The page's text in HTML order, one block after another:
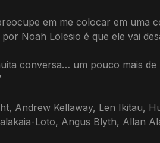
em me colocar em uma
Noah Lolesio é que ele vai
conversa… um pouco mais
Andrew Kellaway, Len Ikitau,
Loto, Angus Blyth, Allan